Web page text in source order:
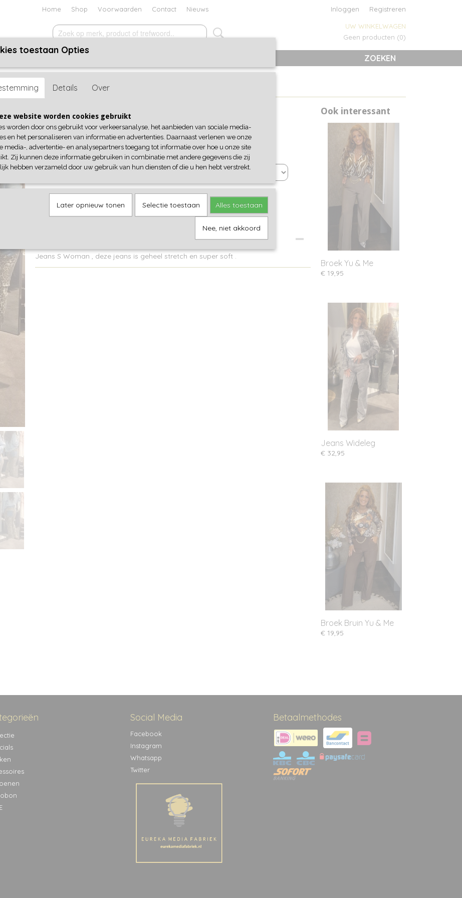
Home Shop Voorwaarden Contact Nieuws Inloggen Registreren
UW WINKELWAGEN
Geen producten (0)
ZOEKEN
S Woman
Jeans S Woman
€ 44,95 (inclusief btw 21%)
Maat Aantal
IN WINKELWAGEN
Jeans S Woman , deze jeans is geheel stretch en super soft .
Ook interessant
Broek Yu & Me
€ 19,95
Jeans Wideleg
€ 32,95
Broek Bruin Yu & Me
€ 19,95
Social Media
Facebook
Instagram
Whatsapp
Twitter
Betaalmethodes
toestaan Opties
Details Over
website worden cookies gebruikt
worden door ons gebruikt voor verkeersanalyse, het aanbieden van sociale media-
en het personaliseren van informatie en advertenties. Daarnaast verlenen we onze
media-, advertentie- en analysepartners toegang tot informatie over hoe u onze site
Zij kunnen deze informatie gebruiken in combinatie met andere gegevens die zij
hebben verzameld door uw gebruik van hun diensten of die u hen hebt verstrekt.
Later opnieuw tonen Selectie toestaan Alles toestaan
Nee, niet akkoord